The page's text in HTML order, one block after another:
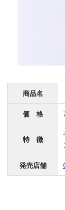
商品名
価 格
特 徴
発売店舗